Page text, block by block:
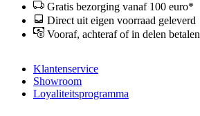
Gratis bezorging vanaf 100 euro*
Direct uit eigen voorraad geleverd
Vooraf, achteraf of in delen betalen
Klantenservice
Showroom
Loyaliteitsprogramma